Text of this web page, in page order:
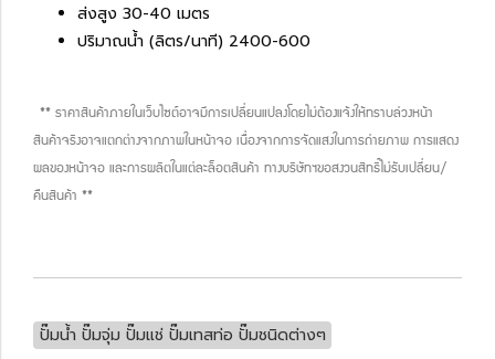
ส่งสูง 30-40 เมตร
ปริมาณน้ำ (ลิตร/นาที) 2400-600
** ราคาสินค้าภายในเว็บไซต์อาจมีการเปลี่ยนแปลงโดยไม่ต้องแจ้งให้ทราบล่วงหน้า
สินค้าจริงอาจแตกต่างจากภาพในหน้าจอ เนื่องจากการจัดแสงในการถ่ายภาพ การแสดง
ผลของหน้าจอ และการผลิตในแต่ละล็อตสินค้า ทางบริษัทฯขอสงวนสิทธิ์ไม่รับเปลี่ยน/
คืนสินค้า **
ปั๊มน้ำ ปั๊มจุ่ม ปั๊มแช่ ปั๊มเทสท่อ ปั๊มชนิดต่างๆ